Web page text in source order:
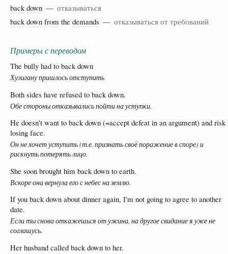
back down — отказываться
back down from the demands — отказываться от требований
Примеры с переводом
The bully had to back down
Хулигану пришлось отступить
Both sides have refused to back down.
Обе стороны отказывались пойти на уступки.
He doesn't want to back down (=accept defeat in an argument) and risk
losing face.
Он не хочет уступить (т.е. признать своё поражение в споре) и
рискнуть потерять лицо.
She soon brought him back down to earth.
Вскоре она вернула его с небес на землю.
If you back down about dinner again, I'm not going to agree to another
date.
Если ты снова откажешься от ужина, на другое свидание я уже не
соглашусь.
Her husband called back down to her.